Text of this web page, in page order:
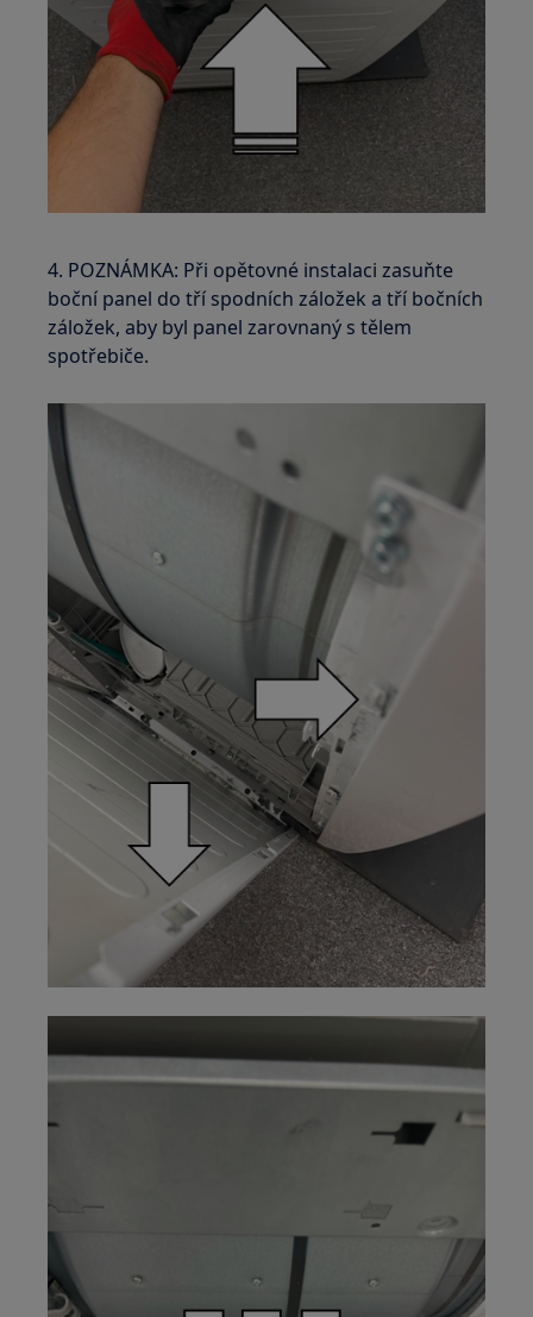
4. POZNÁMKA: Při opětovné instalaci zasuňte
boční panel do tří spodních záložek a tří bočních
záložek, aby byl panel zarovnaný s tělem
spotřebiče.